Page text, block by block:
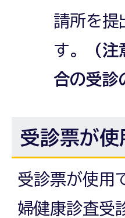
請所を提
す。
(注
合の受診
受診票が
受診票が使用
婦健康診査受